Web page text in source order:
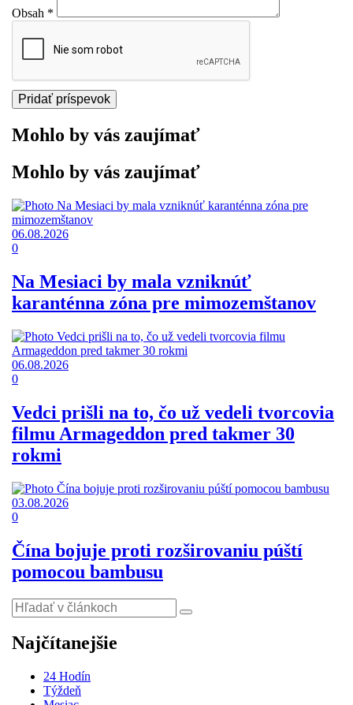
Obsah *
Mohlo by vás zaujímať
Mohlo by vás zaujímať
06.08.2026
0
Na Mesiaci by mala vzniknúť
karanténna zóna pre mimozemštanov
06.08.2026
0
Vedci prišli na to, čo už vedeli tvorcovia
filmu Armageddon pred takmer 30
rokmi
03.08.2026
0
Čína bojuje proti rozširovaniu púští
pomocou bambusu
Najčítanejšie
24 Hodín
Týždeň